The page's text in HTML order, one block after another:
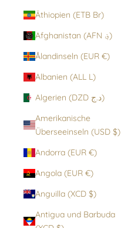
Äthiopien (ETB Br)
Afghanistan (AFN ؋)
Ålandinseln (EUR €)
Albanien (ALL L)
Algerien (DZD د.ج)
Amerikanische
Überseeinseln (USD $)
Andorra (EUR €)
Angola (EUR €)
Anguilla (XCD $)
Antigua und Barbuda